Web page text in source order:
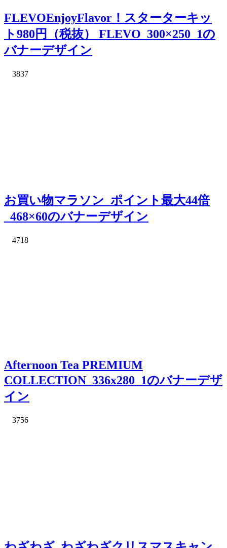
FLEVOEnjoyFlavor！スターターキッ
ト980円（税抜） FLEVO_300×250_1の
バナーデザイン
3837
お買い物マラソン_ポイント最大44倍
_468×60のバナーデザイン
4718
Afternoon Tea PREMIUM
COLLECTION_336x280_1のバナーデザ
イン
3756